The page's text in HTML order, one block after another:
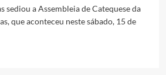
sediou a Assembleia de Catequese da
que aconteceu neste sábado, 15 de